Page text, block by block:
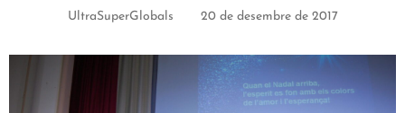
UltraSuperGlobals 20 de desembre de 2017